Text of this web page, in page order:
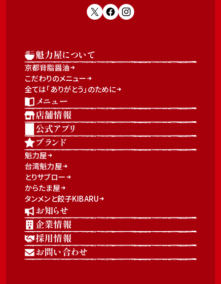
魁力屋について
京都背脂醤油
こだわりのメニュー
全ては「ありがとう」のために
メニュー
店舗情報
公式アプリ
ブランド
魁力屋
台湾魁力屋
とりサブロー
からたま屋
タンメンと餃子KIBARU
お知らせ
企業情報
採用情報
お問い合わせ